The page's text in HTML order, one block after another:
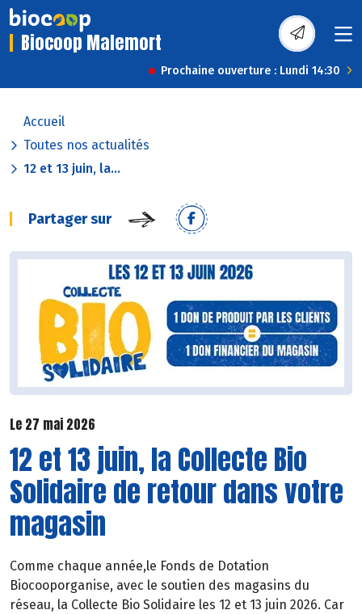
Biocoop Malemort
Prochaine ouverture : Lundi 14:30
Accueil
Toutes nos actualités
12 et 13 juin, la...
Partager sur
Le 27 mai 2026
12 et 13 juin, la Collecte Bio
Solidaire de retour dans votre
magasin
Comme chaque année,le Fonds de Dotation
Biocooporganise, avec le soutien des magasins du
réseau, la Collecte Bio Solidaire les 12 et 13 juin 2026. Car